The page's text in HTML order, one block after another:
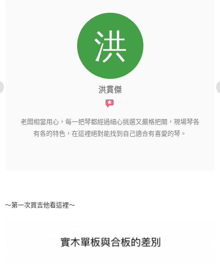
洪貫傑
老闆相當用心，每一把琴都經過細心挑選又嚴格把關，現場琴各
有各的特色，在這裡絕對能找到自己適合有喜愛的琴。
～第一次買吉他看這裡～